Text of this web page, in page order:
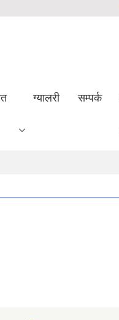
ग्यालरी सम्पर्क